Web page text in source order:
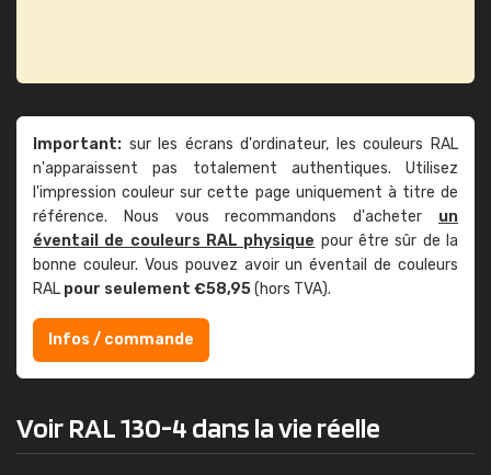
Important: sur les écrans d'ordinateur, les couleurs RAL
n'apparaissent pas totalement authentiques. Utilisez
l'impression couleur sur cette page uniquement à titre de
référence. Nous vous recommandons d'acheter un
éventail de couleurs RAL physique pour être sûr de la
bonne couleur. Vous pouvez avoir un éventail de couleurs
RAL pour seulement €58,95(hors TVA).
Infos / commande
Voir RAL 130-4 dans la vie réelle